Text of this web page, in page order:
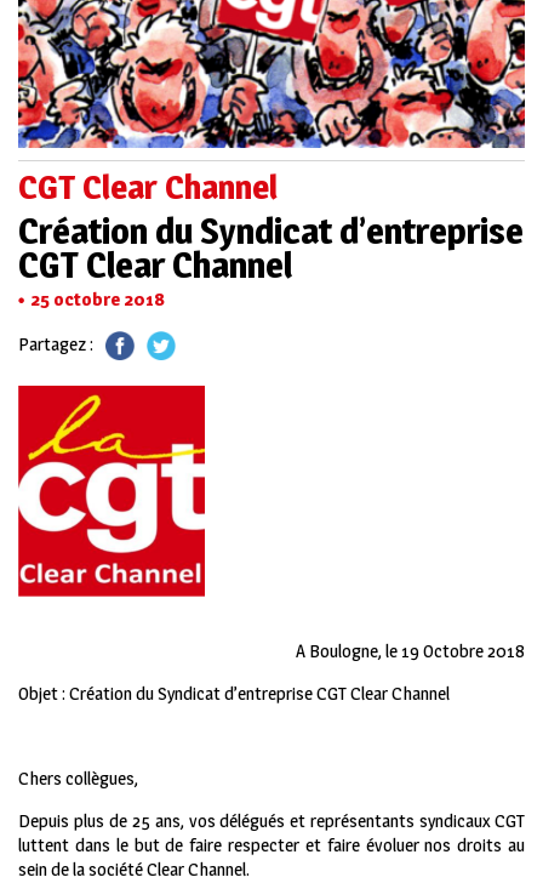
CGT Clear Channel
Création du Syndicat d’entreprise
CGT Clear Channel
25 octobre 2018
Partagez :
A Boulogne, le 19 Octobre 2018
Objet : Création du Syndicat d’entreprise CGT Clear Channel
Chers collègues,
Depuis plus de 25 ans, vos délégués et représentants syndicaux CGT
luttent dans le but de faire respecter et faire évoluer nos droits au
sein de la société Clear Channel.